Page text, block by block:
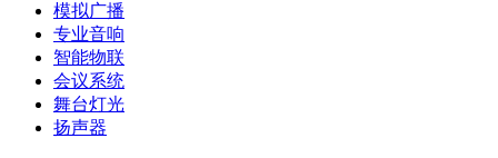
模拟广播
专业音响
智能物联
会议系统
舞台灯光
扬声器